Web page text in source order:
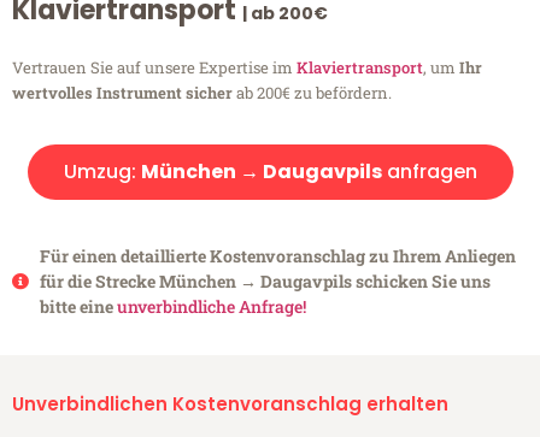
Klaviertransport | ab 200€
Vertrauen Sie auf unsere Expertise im Klaviertransport, um Ihr
wertvolles Instrument sicherab 200€ zu befördern.
Umzug: München → Daugavpilsanfragen
Für einen detaillierte Kostenvoranschlag zu Ihrem Anliegen
für die Strecke München → Daugavpils schicken Sie uns
bitte eineunverbindliche Anfrage!
Unverbindlichen Kostenvoranschlag erhalten